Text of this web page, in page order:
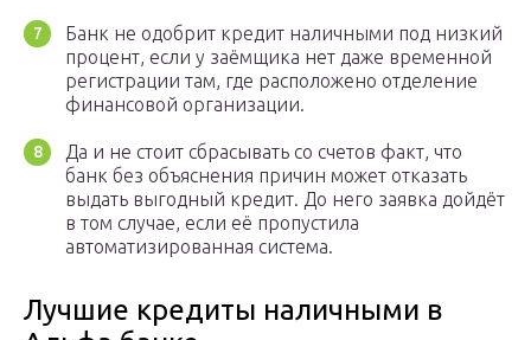
Банк не одобрит кредит наличными под низкий
процент, если у заёмщика нет даже временной
регистрации там, где расположено отделение
финансовой организации.
Да и не стоит сбрасывать со счетов факт, что
банк без объяснения причин может отказать
выдать выгодный кредит. До него заявка дойдёт
в том случае, если её пропустила
автоматизированная система.
Лучшие кредиты наличными в